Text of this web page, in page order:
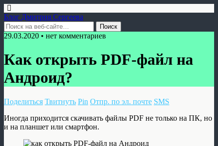
Блог Дмитрия Сергеева
29.03.2020 • нет комментариев
Как открыть PDF-файл на
Андроид?
Поделиться Твитнуть Pin Отпр. по эл. почте SMS
Иногда приходится скачивать файлы PDF не только на ПК, но
и на планшет или смартфон.